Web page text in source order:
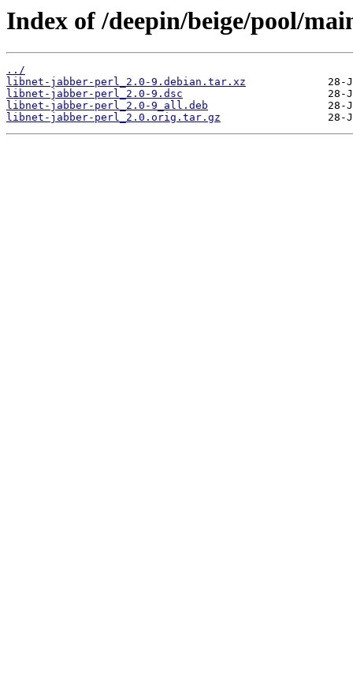
Index of /deepin/beige/pool/
../
libnet-jabber-perl_2.0-9.debian.tar.xz
libnet-jabber-perl_2.0-9.dsc
libnet-jabber-perl_2.0-9_all.deb
libnet-jabber-perl_2.0.orig.tar.gz